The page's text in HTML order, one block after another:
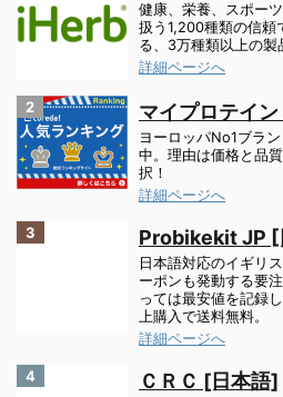
健康、栄養、スポー
扱う1,200種類の信頼
る、3万種類以上の製
詳細ページへ
2 マイプロテイ
ヨーロッパNo1ブラ
中。理由は価格と品
択！
詳細ページへ
3 Probikekit JP [
日本語対応のイギリ
ーポンも発動する要
っては最安値を記録
上購入で送料無料。
詳細ページへ
4 ＣＲＣ [日本語]